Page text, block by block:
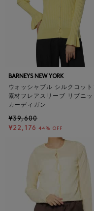
BARNEYS NEW YORK
ウォッシャブル シルクコット
素材フレアスリーブ リブニッ
カーディガン
¥39,600
¥22,176 44% OFF